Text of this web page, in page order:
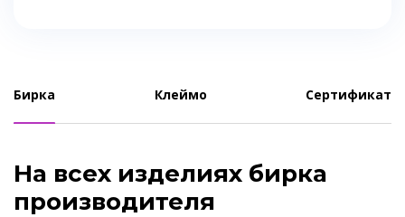
Бирка Клеймо Сертификат
На всех изделиях бирка
производителя